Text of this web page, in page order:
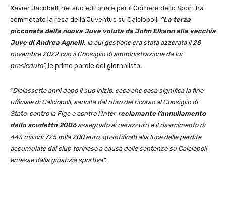
Xavier Jacobelli nel suo editoriale per il Corriere dello Sport ha
commetato la resa della Juventus su Calciopoli: “La terza
picconata della nuova Juve voluta da John Elkann alla vecchia
Juve di Andrea Agnelli, la cui gestione era stata azzerata il 28
novembre 2022 con il Consiglio di amministrazione da lui
presieduto”, le prime parole del giornalista.
“Diciassette anni dopo il suo inizio, ecco che cosa significa la fine
ufficiale di Calciopoli, sancita dal ritiro del ricorso al Consiglio di
Stato, contro la Figc e contro l’Inter, reclamante l’annullamento
dello scudetto 2006 assegnato ai nerazzurri e il risarcimento di
443 milioni 725 mila 200 euro, quantificati alla luce delle perdite
accumulate dal club torinese a causa delle sentenze su Calciopoli
emesse dalla giustizia sportiva”.